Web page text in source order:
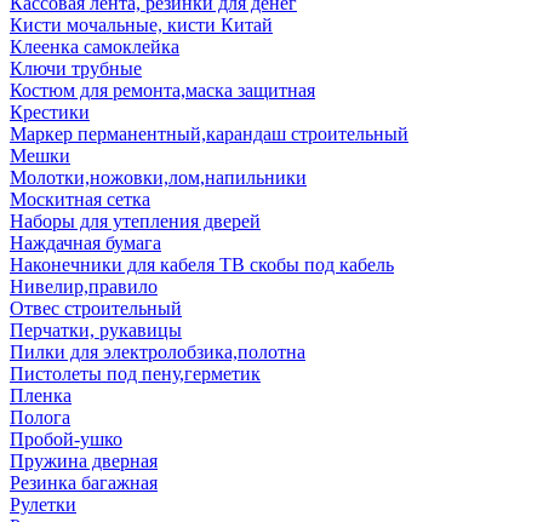
Кисти мочальные, кисти Китай
Клеенка самоклейка
Ключи трубные
Костюм для ремонта,маска защитная
Крестики
Маркер перманентный,карандаш строительный
Мешки
Молотки,ножовки,лом,напильники
Москитная сетка
Наборы для утепления дверей
Наждачная бумага
Наконечники для кабеля ТВ скобы под кабель
Нивелир,правило
Отвес строительный
Перчатки, рукавицы
Пилки для электролобзика,полотна
Пистолеты под пену,герметик
Пленка
Полога
Пробой-ушко
Пружина дверная
Резинка багажная
Рулетки